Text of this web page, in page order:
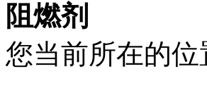
阻燃剂
您当前所在的位